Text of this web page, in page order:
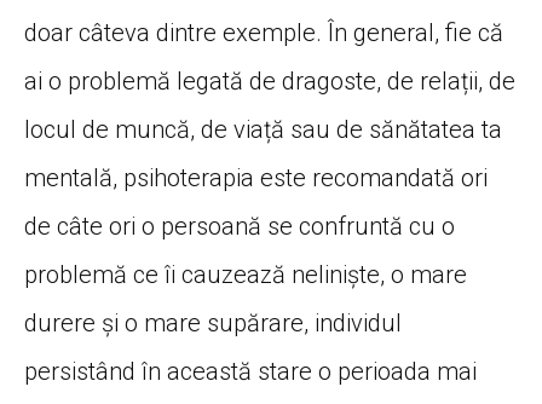
doar câteva dintre exemple. În general, fie că
ai o problemă legată de dragoste, de relații, de
locul de muncă, de viață sau de sănătatea ta
mentală, psihoterapia este recomandată ori
de câte ori o persoană se confruntă cu o
problemă ce îi cauzează neliniște, o mare
durere și o mare supărare, individul
persistând în această stare o perioada mai